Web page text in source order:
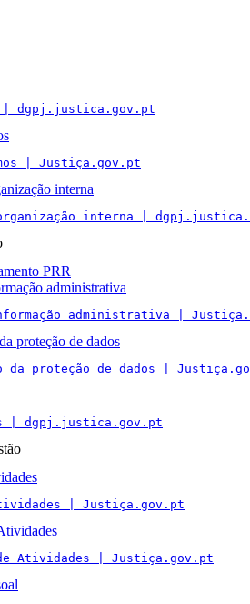
| dgpj.justica.gov.pt
| Justiça.gov.pt
interna
interna |
PRR
administrativa
administrativa |
proteção de dados
da proteção de dados |
| dgpj.justica.gov.pt
| Justiça.gov.pt
Atividades | Justiça.gov.pt